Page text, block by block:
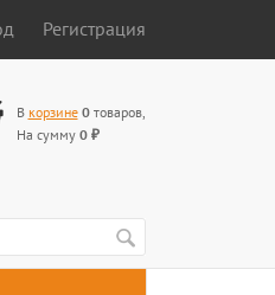
Регистрация
В корзине 0товаров,
На сумму 0 ₽